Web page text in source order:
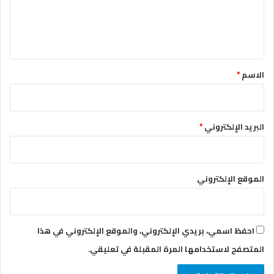
*الاسم*
البريد الإلكتروني*
الموقع الإلكتروني
احفظ اسمي، بريدي الإلكتروني، والموقع الإلكتروني في هذا
المتصفح لاستخدامها المرة المقبلة في تعليقي.